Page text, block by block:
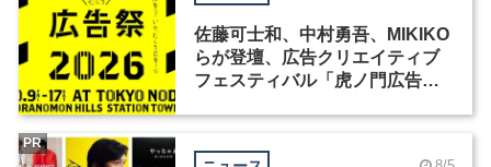
佐藤可士和、中村勇吾、MIKIKO
らが登壇、広告クリエイティブ
フェスティバル「虎ノ門広告
PR